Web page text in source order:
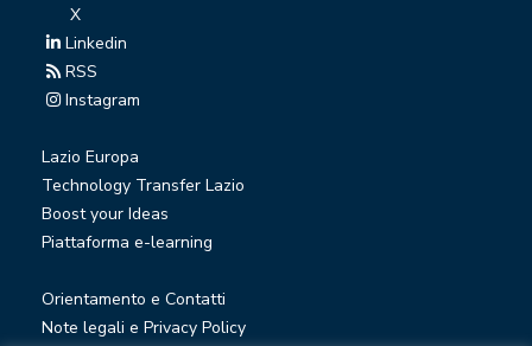
X
Linkedin
RSS
Instagram
Lazio Europa
Technology Transfer Lazio
Boost your Ideas
Piattaforma e-learning
Orientamento e Contatti
Note legali e Privacy Policy